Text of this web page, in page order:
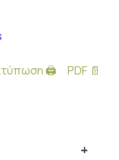
🖨 PDF 📄
+